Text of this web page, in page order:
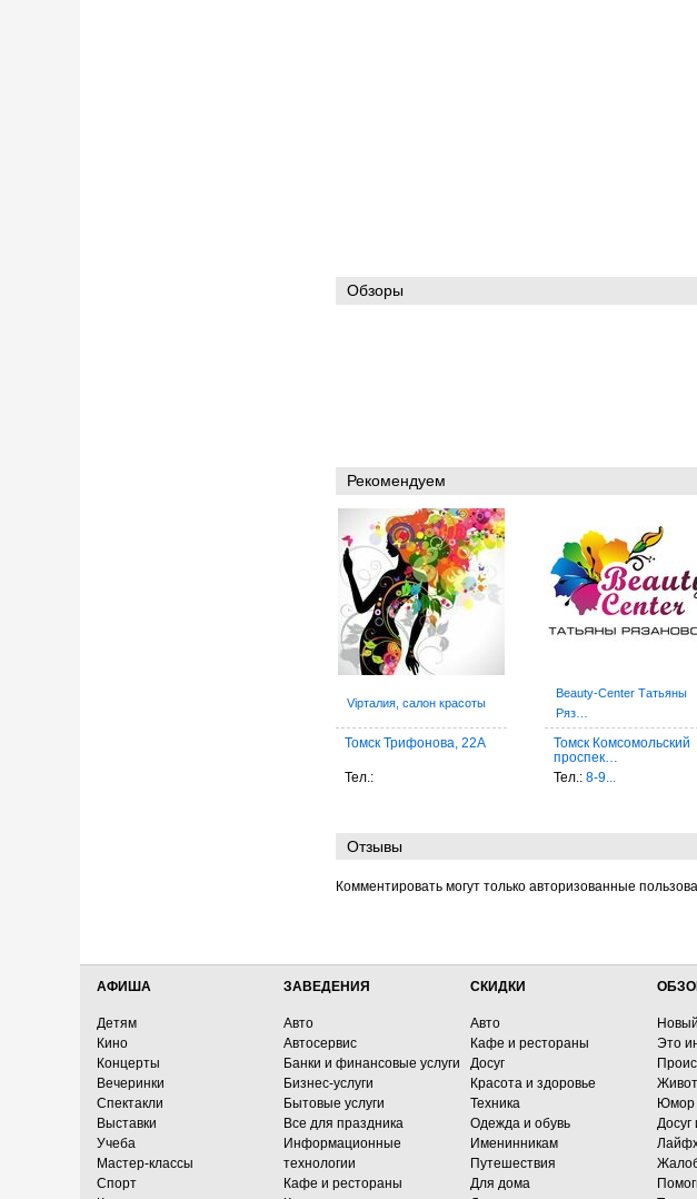
Обзоры
Рекомендуем
Vipталия, салон красоты
Томск Трифонова, 22А
Тел.:
Beauty-Center Татьяны
Ряз…
Томск Комсомольский
проспек…
Тел.: 8-9...
Отзывы
Комментировать могут только авторизованные
АФИША
Детям
Кино
Концерты
Вечеринки
Спектакли
Выставки
Учеба
Мастер-классы
Спорт
ЗАВЕДЕНИЯ
Авто
Автосервис
Банки и финансовые услуги
Бизнес-услуги
Бытовые услуги
Все для праздника
Информационные
технологии
Кафе и рестораны
СКИДКИ
Авто
Кафе и рестораны
Досуг
Красота и здоровье
Техника
Одежда и обувь
Именинникам
Путешествия
Для дома
Это
Юмор
Досуг